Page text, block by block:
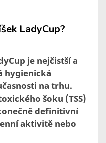
LadyCup?
je nejčistší a
hygienická
na trhu.
šoku (TSS)
definitivní
aktivitě nebo